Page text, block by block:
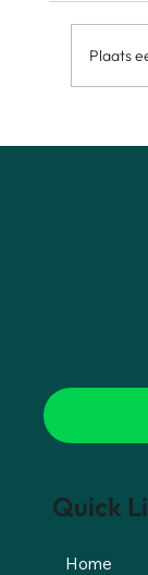
Plaats
Quick
Home